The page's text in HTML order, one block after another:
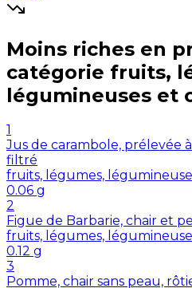
Moins riches en
catégorie fruits,
légumineuses et
1
Jus de carambole, prélevée
filtré
fruits, légumes,
0.06 g
2
Figue de Barbarie, chair et
fruits, légumes,
0.12 g
3
Pomme, chair sans peau,